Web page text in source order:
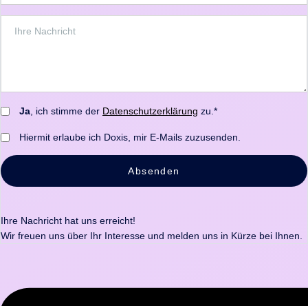
Ja , ich stimme der Datenschutzerklärung zu.*
Hiermit erlaube ich Doxis, mir E-Mails zuzusenden.
Absenden
Ihre Nachricht hat uns erreicht!
Wir freuen uns über Ihr Interesse und melden uns in Kürze bei Ihnen.